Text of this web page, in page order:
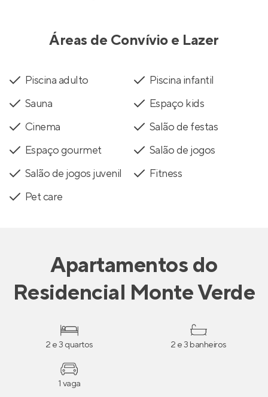
Áreas de Convívio e Lazer
Piscina adulto
Piscina infantil
Sauna
Espaço kids
Cinema
Salão de festas
Espaço gourmet
Salão de jogos
Salão de jogos juvenil
Fitness
Pet care
Apartamentosdo
Residencial Monte Verde
2 e 3 quartos 2 e 3 banheiros
1 vaga